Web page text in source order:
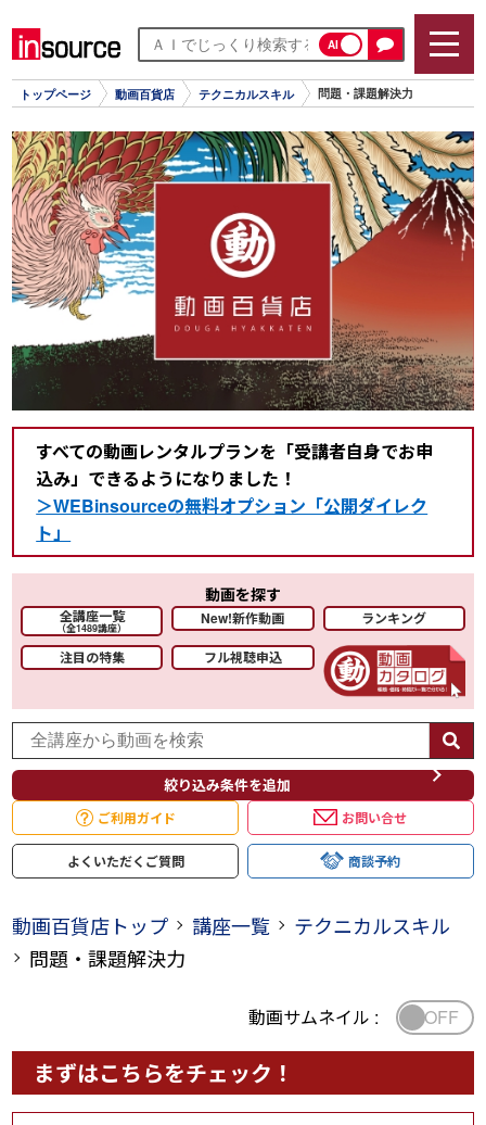
AI
トップページ 動画百貨店 テクニカルスキル 問題・課題解決力
すべての動画レンタルプランを「受講者自身でお申
込み」できるようになりました！
＞WEBinsourceの無料オプション「公開ダイレク
ト」
動画を探す
全講座一覧
（全1489講座）
New!新作動画
ランキング
注目の特集
フル視聴申込
絞り込み条件を追加
ご利用ガイド お問い合せ
よくいただく ご質問 商談予約
動画百貨店トップ 講座一覧
テクニカルスキル
問題・課題解決力
動画サムネイル : OFF
まずはこちらをチェック！